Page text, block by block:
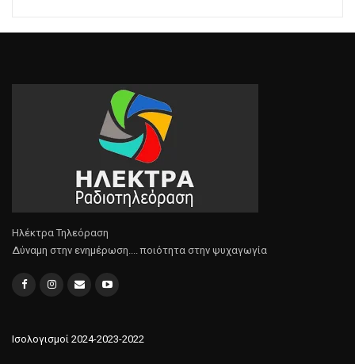
Ηλέκτρα Τηλεόραση
Δύναμη στην ενημέρωση.... ποιότητα στην ψυχαγωγία
Ισολογισμοί 2024-2023-2022